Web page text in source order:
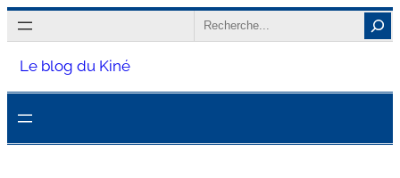
Aller
au
contenu
Search
Le blog du Kiné